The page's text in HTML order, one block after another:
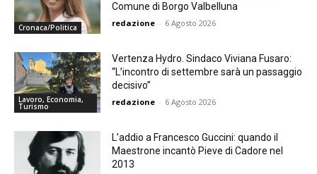
Cronaca/Politica
Comune di Borgo Valbelluna
redazione - 6 Agosto 2026
Lavoro, Economia,
Turismo
Vertenza Hydro. Sindaco Viviana Fusaro:
“L’incontro di settembre sarà un passaggio
decisivo”
redazione - 6 Agosto 2026
L’addio a Francesco Guccini: quando il
Maestrone incantò Pieve di Cadore nel
2013